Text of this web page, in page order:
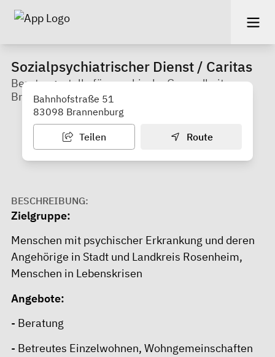
Sozialpsychiatrischer Dienst / Caritas
Beratungsstelle für psychische Gesundheit
Brannenburg
Bahnhofstraße 51
83098 Brannenburg
Teilen Route
BESCHREIBUNG:
Zielgruppe:
Menschen mit psychischer Erkrankung und deren
Angehörige in Stadt und Landkreis Rosenheim,
Menschen in Lebenskrisen
Angebote:
- Beratung
- Betreutes Einzelwohnen, Wohngemeinschaften